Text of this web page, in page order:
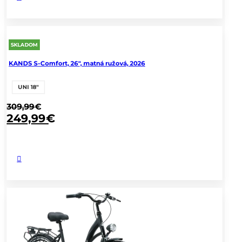
SKLADOM
KANDS S-Comfort, 26", matná ružová, 2026
UNI 18"
309,99€
249,99€